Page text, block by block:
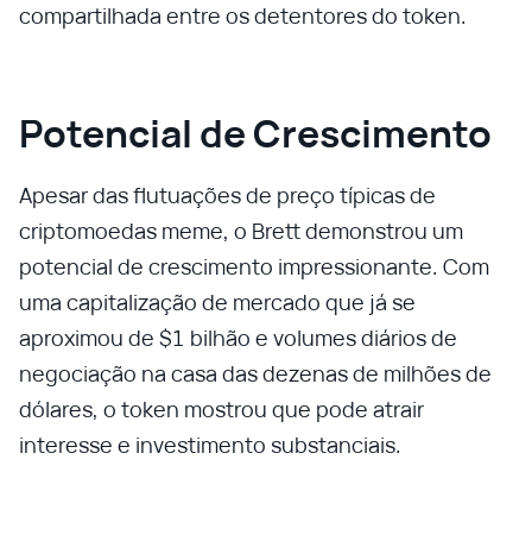
compartilhada entre os detentores do token.
Potencial de Crescimento
Apesar das flutuações de preço típicas de
criptomoedas meme, o Brett demonstrou um
potencial de crescimento impressionante. Com
uma capitalização de mercado que já se
aproximou de $1 bilhão e volumes diários de
negociação na casa das dezenas de milhões de
dólares, o token mostrou que pode atrair
interesse e investimento substanciais.